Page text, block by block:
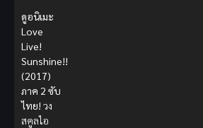
ดูอนิเมะ
Love
Live!
Sunshine!!
(2017)
ภาค 2 ซับ
ไทย! วง
สคูลไอ